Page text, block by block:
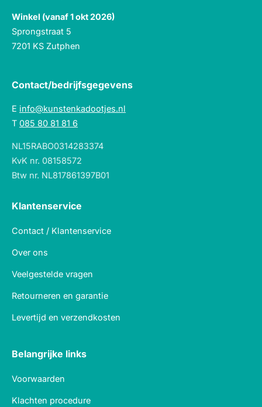
Winkel (vanaf 1 okt 2026)
Sprongstraat 5
7201 KS Zutphen
Contact/bedrijfsgegevens
E info@kunstenkadootjes.nl
T 085 80 81 81 6
NL15RABO0314283374
KvK nr. 08158572
Btw nr. NL817861397B01
Klantenservice
Contact / Klantenservice
Over ons
Veelgestelde vragen
Retourneren en garantie
Levertijd en verzendkosten
Belangrijke links
Voorwaarden
Klachten procedure